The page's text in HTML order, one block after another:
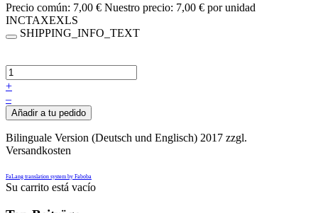
Precio común: 7,00 € Nuestro precio: 7,00 € por unidad
INCTAXEXLS
SHIPPING_INFO_TEXT
+
–
Añadir a tu pedido
Bilinguale Version (Deutsch und Englisch) 2017 zzgl.
Versandkosten
FaLang translation system by Faboba
Su carrito está vacío